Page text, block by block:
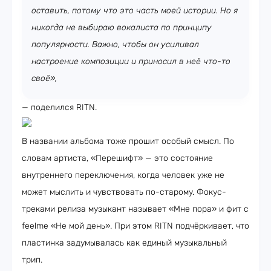
оставить, потому что это часть моей истории. Но я
никогда не выбираю вокалиста по принципу
популярности. Важно, чтобы он усиливал
настроение композиции и приносил в неё что-то
своё»,
— поделился RITN.
В названии альбома тоже прошит особый смысл. По
словам артиста, «Перешифт» — это состояние
внутреннего переключения, когда человек уже не
может мыслить и чувствовать по-старому. Фокус-
треками релиза музыкант называет «Мне пора» и фит с
feelme «Не мой день». При этом RITN подчёркивает, что
пластинка задумывалась как единый музыкальный
трип.